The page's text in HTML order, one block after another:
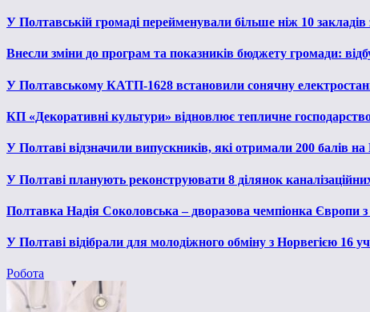
У Полтавській громаді перейменували більше ніж 10 закладів
Внесли зміни до програм та показників бюджету громади:
У Полтавському КАТП-1628 встановили сонячну
КП «Декоративні культури» відновлює тепличне господарство
У Полтаві відзначили випускників, які отримали 200 балів
У Полтаві планують реконструювати 8 ділянок
Полтавка Надія Соколовська – дворазова чемпіонка Європи з
У Полтаві відібрали для молодіжного обміну з Норвегією 16
Робота